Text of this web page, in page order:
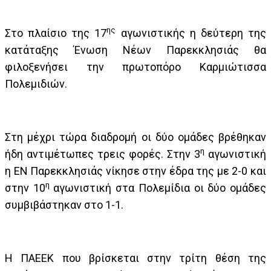
Στο πλαίσιο της 17ης
αγωνιστικής η δεύτερη της
κατάταξης Ένωση Νέων Παρεκκλησιάς θα
φιλοξενήσει την πρωτοπόρο Καρμιώτισσα
Πολεμιδιών.
Στη μέχρι τώρα διαδρομή οι δύο ομάδες βρέθηκαν
ήδη αντιμέτωπες τρεις φορές. Στην 3η αγωνιστική
η ΕΝ Παρεκκλησιάς νίκησε στην έδρα της με 2-0 και
στην 10η αγωνιστική στα Πολεμίδια οι δύο ομάδες
συμβιβάστηκαν στο 1-1.
Η ΠΑΕΕΚ που βρίσκεται στην τρίτη θέση της